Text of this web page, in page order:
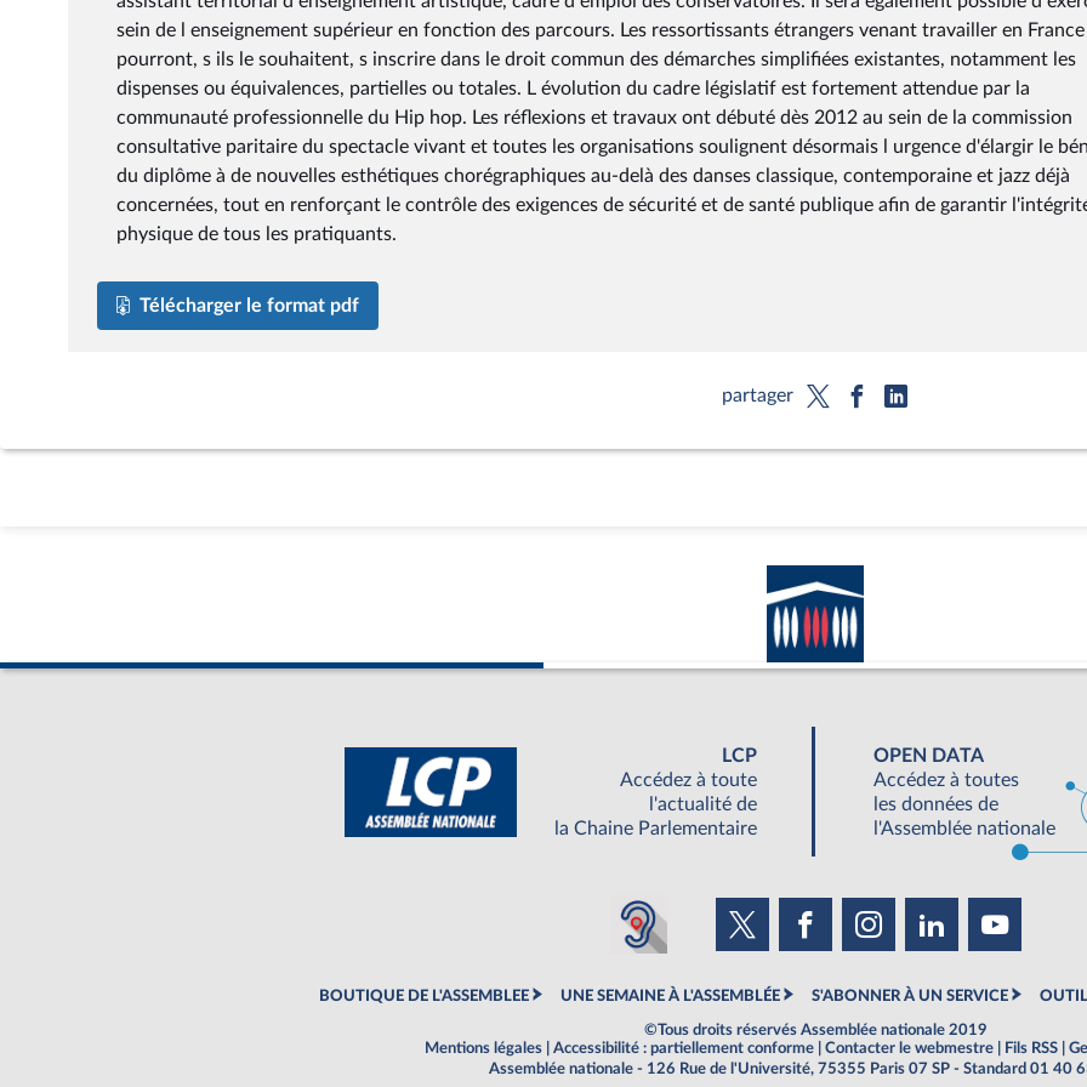
sein de l enseignement supérieur en fonction des parcours. Les ressortissants étrangers venant travailler en France
pourront, s ils le souhaitent, s inscrire dans le droit commun des démarches simplifiées existantes, notamment les
dispenses ou équivalences, partielles ou totales. L évolution du cadre législatif est fortement attendue par la
communauté professionnelle du Hip hop. Les réflexions et travaux ont débuté dès 2012 au sein de la commission
consultative paritaire du spectacle vivant et toutes les organisations soulignent désormais l urgence d'élargir le
du diplôme à de nouvelles esthétiques chorégraphiques au-delà des danses classique, contemporaine et jazz déjà
concernées, tout en renforçant le contrôle des exigences de sécurité et de santé publique afin de garantir
physique de tous les pratiquants.
Télécharger le format pdf
partager
LCP
Accédez à toute
l'actualité de
la Chaine Parlementaire
OPEN DATA
Accédez à toutes
les données de
l'Assemblée nationale
BOUTIQUE DE L'ASSEMBLEE UNE SEMAINE À L'ASSEMBLÉE S'ABONNER À UN SERVICE
©Tous droits réservés Assemblée nationale 2019
Mentions légales
Accessibilité : partiellement conforme Contacter le webmestre Fils RSS
Assemblée nationale - 126 Rue de l'Université, 75355 Paris 07 SP - Standard 01 40